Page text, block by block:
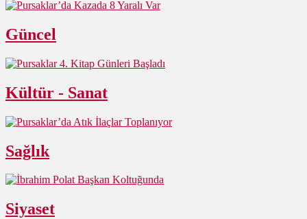
Güncel
Kültür - Sanat
Sağlık
Siyaset